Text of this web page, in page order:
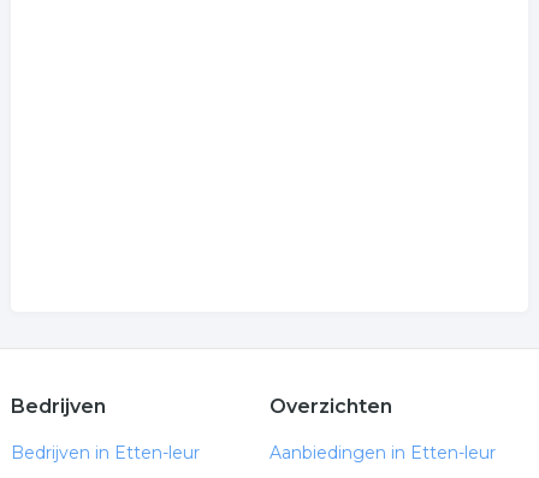
Bedrijven
Bedrijven in Etten-leur
Overzichten
Aanbiedingen in Etten-leur